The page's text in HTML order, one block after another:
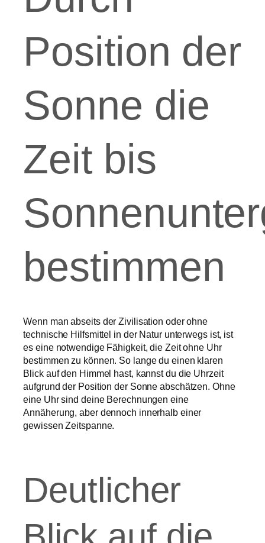
Position der
Sonne die
Zeit bis
bestimmen
Wenn man abseits der Zivilisation oder ohne
technische Hilfsmittel in der Natur unterwegs ist, ist
es eine notwendige Fähigkeit, die Zeit ohne Uhr
bestimmen zu können. So lange du einen klaren
Blick auf den Himmel hast, kannst du die Uhrzeit
aufgrund der Position der Sonne abschätzen. Ohne
eine Uhr sind deine Berechnungen eine
Annäherung, aber dennoch innerhalb einer
gewissen Zeitspanne.
Deutlicher